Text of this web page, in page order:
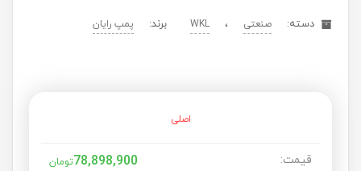
دسته: صنعتی ، WKL برند: پمپ رایان
اصلی
قیمت: 78,898,900تومان